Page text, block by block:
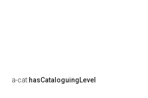
a-cat:hasCataloguingLevel